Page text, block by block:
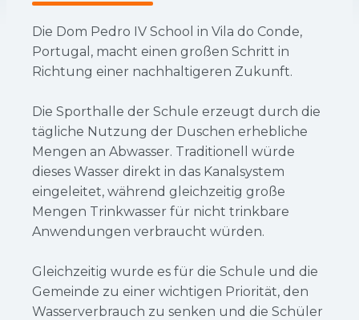
Die Dom Pedro IV School in Vila do Conde,
Portugal, macht einen großen Schritt in
Richtung einer nachhaltigeren Zukunft.
Die Sporthalle der Schule erzeugt durch die
tägliche Nutzung der Duschen erhebliche
Mengen an Abwasser. Traditionell würde
dieses Wasser direkt in das Kanalsystem
eingeleitet, während gleichzeitig große
Mengen Trinkwasser für nicht trinkbare
Anwendungen verbraucht würden.
Gleichzeitig wurde es für die Schule und die
Gemeinde zu einer wichtigen Priorität, den
Wasserverbrauch zu senken und die Schüler